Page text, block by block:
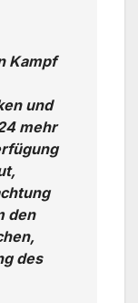
Kampf
und
mehr
den
des